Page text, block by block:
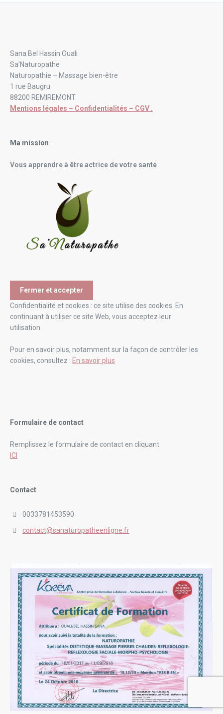
Sana Bel Hassin Ouali
Sa’Naturopathe
Naturopathie – Massage bien-être
1 rue Baugru
88200 REMIREMONT
Mentions légales – Confidentialités – CGV .
Ma mission
Vous apprendre à être actrice de votre santé
Confidentialité et cookies : ce site utilise des cookies. En
continuant à utiliser ce site Web, vous acceptez leur
utilisation.
Pour en savoir plus, notamment sur la façon de contrôler les
cookies, consultez : En savoir plus
Formulaire de contact
Remplissez le formulaire de contact en cliquant
ICI
Contact
0033781453590
contact@sanaturopatheenligne.fr